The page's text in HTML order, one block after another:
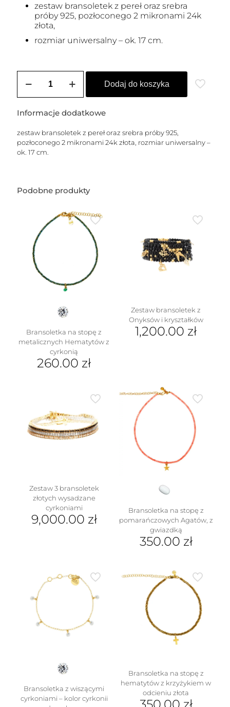
zestaw bransoletek z pereł oraz srebra
próby 925, pozłoconego 2 mikronami 24k
złota,
rozmiar uniwersalny – ok. 17 cm.
Zestaw
z
z
pozłacanymi
przywieszkami
Dodaj do koszyka
Informacje dodatkowe
zestaw bransoletek z pereł oraz srebra próby 925,
pozłoconego 2 mikronami 24k złota, rozmiar uniwersalny –
ok. 17 cm.
Podobne produkty
Bransoletka na stopę z
metalicznych Hematytów z
cyrkonią
260.00 zł
Zestaw bransoletek z
Onyksów i kryształków
1,200.00 zł
Zestaw 3 bransoletek
złotych wysadzane
cyrkoniami
9,000.00 zł
Bransoletka na stopę z
pomarańczowych Agatów, z
gwiazdką
350.00 zł
Bransoletka z wiszącymi
cyrkoniami – kolor cyrkonii
Bransoletka na stopę z
hematytów z krzyżykiem w
odcieniu złota